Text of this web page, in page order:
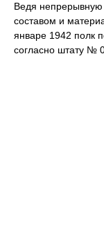
Ведя
составом и
январе 1942 полк
согласно штату №